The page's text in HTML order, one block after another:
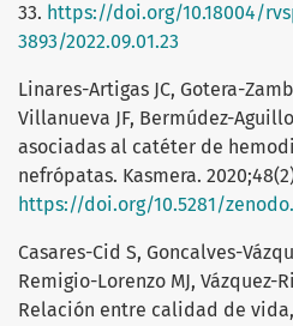
33. https://doi.org/10.18004/
3893/2022.09.01.23
Linares-Artigas JC, Gotera-
Villanueva JF, Bermúdez-
asociadas al catéter de
nefrópatas. Kasmera.
https://doi.org/10.5281/
Casares-Cid S, Goncalves-
Remigio-Lorenzo MJ, Vázquez-
Relación entre calidad de